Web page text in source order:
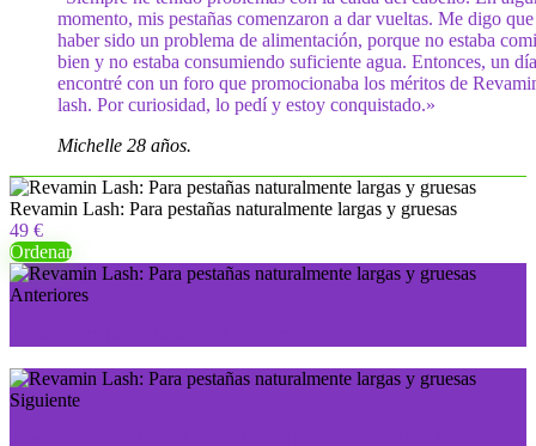
momento, mis pestañas comenzaron a dar vueltas. Me digo
haber sido un problema de alimentación, porque no estaba
bien y no estaba consumiendo suficiente agua. Entonces, un
encontré con un foro que promocionaba los méritos de
lash. Por curiosidad, lo pedí y estoy conquistado.»
Michelle 28 años.
Revamin Lash: Para pestañas naturalmente largas y gruesas
49 €
Ordenar
Anteriores
Siguiente